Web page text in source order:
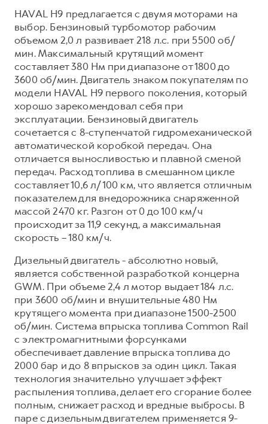
HAVAL H9 предлагается с двумя моторами на
выбор. Бензиновый турбомотор рабочим
объемом 2,0 л развивает 218 л.с. при 5500 об/
мин. Максимальный крутящий момент
составляет 380 Нм при диапазоне от 1800 до
3600 об/мин. Двигатель знаком покупателям по
модели HAVAL H9 первого поколения, который
хорошо зарекомендовал себя при
эксплуатации. Бензиновый двигатель
сочетается с 8-ступенчатой гидромеханической
автоматической коробкой передач. Она
отличается выносливостью и плавной сменой
передач. Расход топлива в смешанном цикле
составляет 10,6 л/100 км, что является отличным
показателем для внедорожника снаряженной
массой 2470 кг. Разгон от 0 до 100 км/ч
происходит за 11,9 секунд, а максимальная
скорость – 180 км/ч.
Дизельный двигатель - абсолютно новый,
является собственной разработкой концерна
GWM. При объеме 2,4 л мотор выдает 184 л.с.
при 3600 об/мин и внушительные 480 Нм
крутящего момента при диапазоне 1500-2500
об/мин. Система впрыска топлива Common Rail
с электромагнитными форсунками
обеспечивает давление впрыска топлива до
2000 бар и до 8 впрысков за один цикл. Такая
технология значительно улучшает эффект
распыления топлива, делает его сгорание более
полным, снижает расход и вредные выбросы. В
паре с дизельным двигателем применяется 9-